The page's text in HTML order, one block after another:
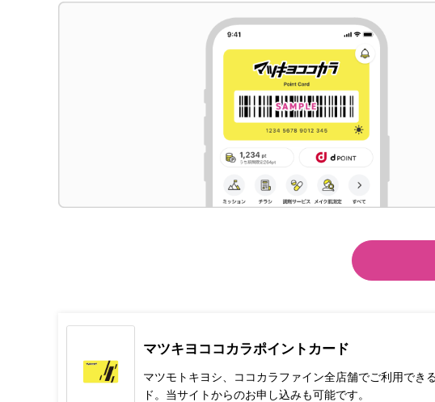
マツキヨココカラポイントカード
マツモトキヨシ、ココカラファイン全店舗でご利用でき
ド。当サイトからのお申し込みも可能です。